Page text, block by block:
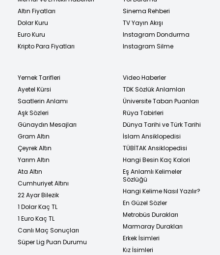
Altın Fiyatları
Dolar Kuru
Euro Kuru
Kripto Para Fiyatları
Sinema Rehberi
TV Yayın Akışı
Instagram Dondurma
Instagram Silme
Yemek Tarifleri
Ayetel Kürsi
Saatlerin Anlamı
Aşk Sözleri
Günaydın Mesajları
Gram Altın
Çeyrek Altın
Yarım Altın
Ata Altın
Cumhuriyet Altını
22 Ayar Bilezik
1 Dolar Kaç TL
1 Euro Kaç TL
Canlı Maç Sonuçları
Süper Lig Puan Durumu
Video Haberler
TDK Sözlük Anlamları
Üniversite Taban Puanları
Rüya Tabirleri
Dünya Tarihi ve Türk Tarihi
İslam Ansiklopedisi
TÜBİTAK Ansiklopedisi
Hangi Besin Kaç Kalori
Eş Anlamlı Kelimeler
Sözlüğü
Hangi Kelime Nasıl Yazılır?
En Güzel Sözler
Metrobüs Durakları
Marmaray Durakları
Erkek İsimleri
Kız İsimleri